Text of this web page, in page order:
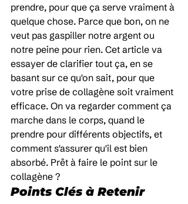
prendre, pour que ça serve vraiment à
quelque chose. Parce que bon, on ne
veut pas gaspiller notre argent ou
notre peine pour rien. Cet article va
essayer de clarifier tout ça, en se
basant sur ce qu'on sait, pour que
votre prise de collagène soit vraiment
efficace. On va regarder comment ça
marche dans le corps, quand le
prendre pour différents objectifs, et
comment s'assurer qu'il est bien
absorbé. Prêt à faire le point sur le
collagène ?
Points Clés à Retenir